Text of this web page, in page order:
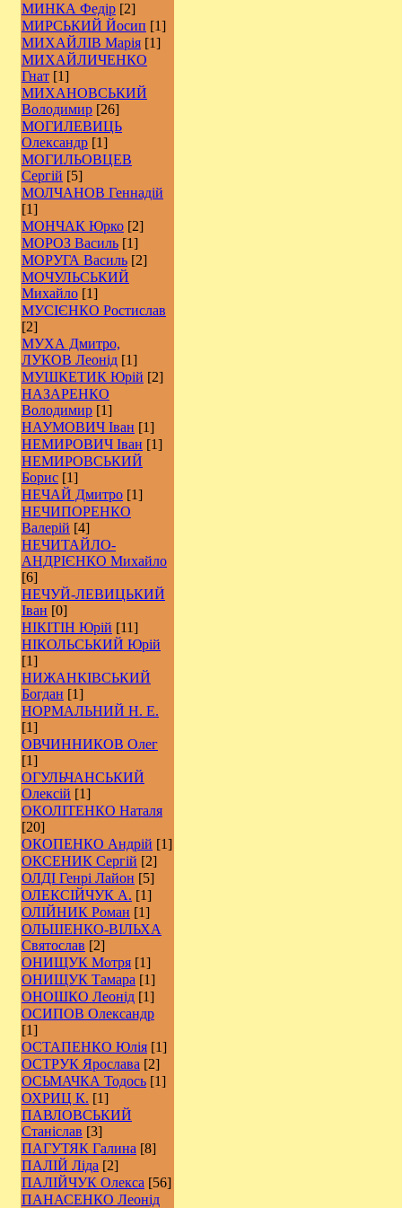
МИНКА Федір [2]
МИРСЬКИЙ Йосип [1]
МИХАЙЛІВ Марія [1]
МИХАЙЛИЧЕНКО
Гнат [1]
МИХАНОВСЬКИЙ
Володимир [26]
МОГИЛЕВИЦЬ
Олександр [1]
МОГИЛЬОВЦЕВ
Сергій [5]
МОЛЧАНОВ Геннадій
[1]
МОНЧАК Юрко [2]
МОРОЗ Василь [1]
МОРУГА Василь [2]
МОЧУЛЬСЬКИЙ
Михайло [1]
МУСІЄНКО Ростислав
[2]
МУХА Дмитро,
ЛУКОВ Леонід [1]
МУШКЕТИК Юрій [2]
НАЗАРЕНКО
Володимир [1]
НАУМОВИЧ Іван [1]
НЕМИРОВИЧ Іван [1]
НЕМИРОВСЬКИЙ
Борис [1]
НЕЧАЙ Дмитро [1]
НЕЧИПОРЕНКО
Валерій [4]
НЕЧИТАЙЛО-
АНДРІЄНКО Михайло
[6]
НЕЧУЙ-ЛЕВИЦЬКИЙ
Іван [0]
НІКІТІН Юрій [11]
НІКОЛЬСЬКИЙ Юрій
[1]
НИЖАНКІВСЬКИЙ
Богдан [1]
НОРМАЛЬНИЙ Н. Е.
[1]
ОВЧИННИКОВ Олег
[1]
ОГУЛЬЧАНСЬКИЙ
Олексій [1]
ОКОЛІТЕНКО Наталя
[20]
ОКОПЕНКО Андрій [1]
ОКСЕНИК Сергій [2]
ОЛДІ Генрі Лайон [5]
ОЛЕКСІЙЧУК А. [1]
ОЛІЙНИК Роман [1]
ОЛЬШЕНКО-ВІЛЬХА
Святослав [2]
ОНИЩУК Мотря [1]
ОНИЩУК Тамара [1]
ОНОШКО Леонід [1]
ОСИПОВ Олександр
[1]
ОСТАПЕНКО Юлія [1]
ОСТРУК Ярослава [2]
ОСЬМАЧКА Тодось [1]
ОХРИЦ К. [1]
ПАВЛОВСЬКИЙ
Станіслав [3]
ПАГУТЯК Галина [8]
ПАЛІЙ Ліда [2]
ПАЛІЙЧУК Олекса [56]
ПАНАСЕНКО Леонід